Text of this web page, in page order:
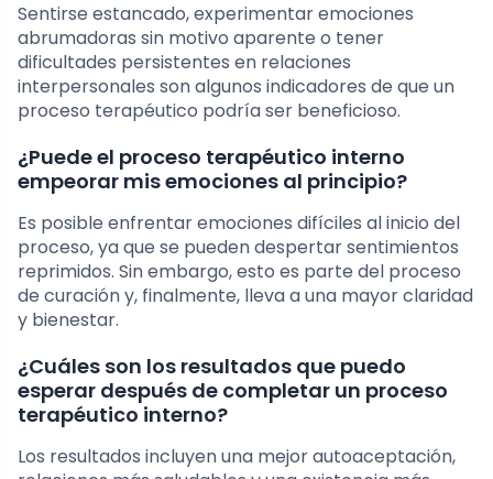
Sentirse estancado, experimentar emociones
abrumadoras sin motivo aparente o tener
dificultades persistentes en relaciones
interpersonales son algunos indicadores de que un
proceso terapéutico podría ser beneficioso.
¿Puede el proceso terapéutico interno
empeorar mis emociones al principio?
Es posible enfrentar emociones difíciles al inicio del
proceso, ya que se pueden despertar sentimientos
reprimidos. Sin embargo, esto es parte del proceso
de curación y, finalmente, lleva a una mayor claridad
y bienestar.
¿Cuáles son los resultados que puedo
esperar después de completar un proceso
terapéutico interno?
Los resultados incluyen una mejor autoaceptación,